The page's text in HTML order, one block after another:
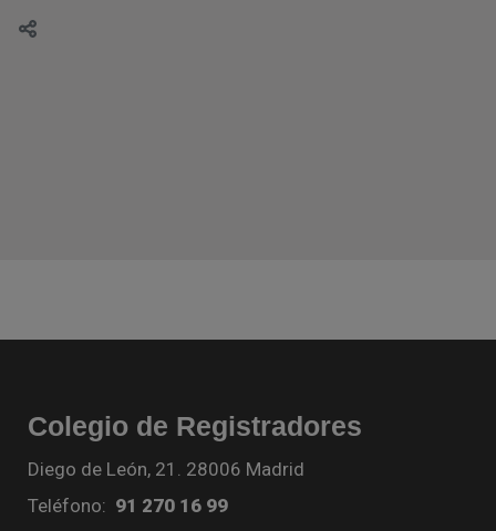
Colegio de Registradores
Diego de León, 21. 28006 Madrid
Teléfono: 91 270 16 99